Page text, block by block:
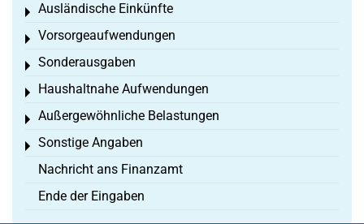
Ausländische Einkünfte
Toggle menu
Vorsorgeaufwendungen
Toggle menu
Sonderausgaben
Toggle menu
Haushaltnahe Aufwendungen
Toggle menu
Außergewöhnliche Belastungen
Toggle menu
Sonstige Angaben
Toggle menu
Nachricht ans Finanzamt
Ende der Eingaben